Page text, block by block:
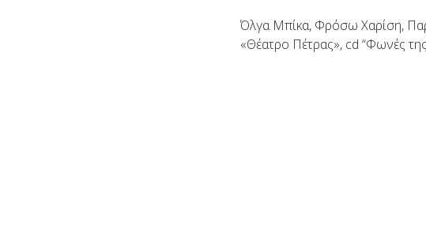
Όλγα Μπίκα, Φρόσω Χαρίση,
«Θέατρο Πέτρας», cd “Φωνές